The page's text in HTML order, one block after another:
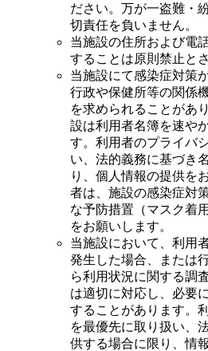
ださい。万が一盗難・
切責任を負いません。
当施設の住所および電
することは原則禁止と
当施設にて感染症対策
行政や保健所等の関係
を求められることがあ
設は利用者名簿を速や
す。利用者のプライバ
い、法的義務に基づき
り、個人情報の提供を
者は、施設の感染症対
な予防措置（マスク着
をお願いします。
当施設において、利用
発生した場合、または
ら利用状況に関する調
は適切に対応し、必要
することがあります。
を最優先に取り扱い、
供する場合に限り、情